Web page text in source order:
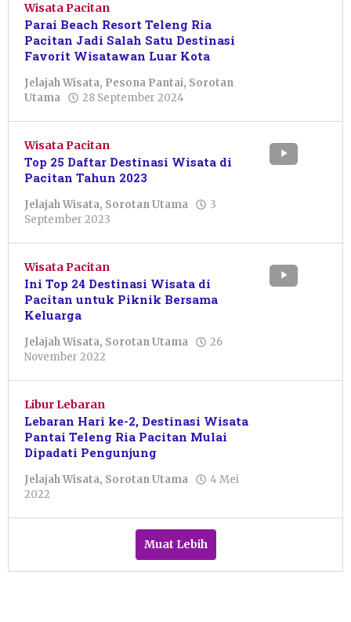
Wisata Pacitan
Parai Beach Resort Teleng Ria
Pacitan Jadi Salah Satu Destinasi
Favorit Wisatawan Luar Kota
Jelajah Wisata, Pesona Pantai, Sorotan
Utama
28 September 2024
Wisata Pacitan
Top 25 Daftar Destinasi Wisata di
Pacitan Tahun 2023
Jelajah Wisata, Sorotan Utama
3
September 2023
Wisata Pacitan
Ini Top 24 Destinasi Wisata di
Pacitan untuk Piknik Bersama
Keluarga
Jelajah Wisata, Sorotan Utama
26
November 2022
Libur Lebaran
Lebaran Hari ke-2, Destinasi Wisata
Pantai Teleng Ria Pacitan Mulai
Dipadati Pengunjung
Jelajah Wisata, Sorotan Utama
4 Mei
2022
Muat Lebih